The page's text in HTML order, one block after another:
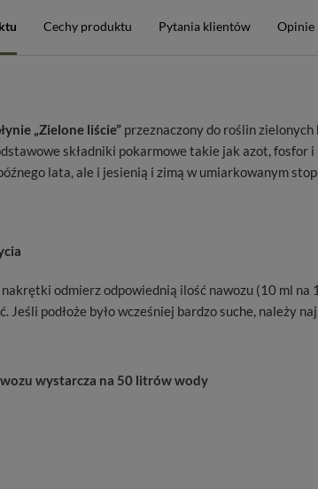
Cechy produktu Pytania klientów Opinie
„Zielone liście” przeznaczony do roślin
składniki pokarmowe takie jak azot, fosfor
lata, ale i jesienią i zimą w umiarkowanym
nakrętki odmierz odpowiednią ilość nawozu (10 ml
Jeśli podłoże było wcześniej bardzo suche, należy
wystarcza na 50 litrów wody